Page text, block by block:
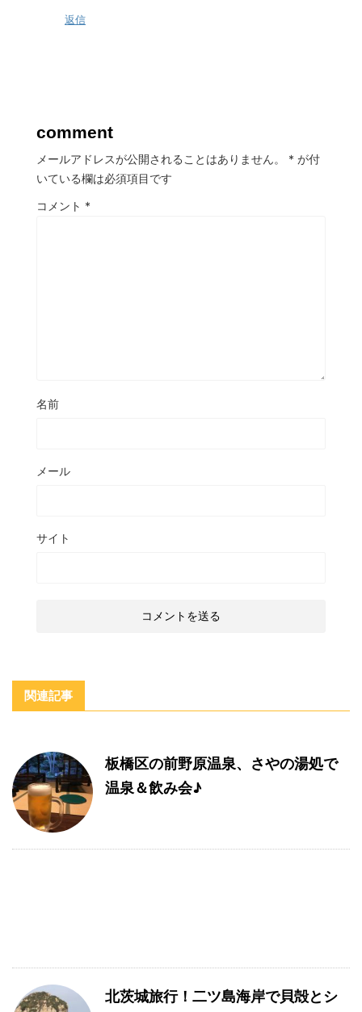
返信
comment
メールアドレスが公開されることはありません。 * が付
いている欄は必須項目です
コメント *
名前
メール
サイト
関連記事
板橋区の前野原温泉、さやの湯処で
温泉＆飲み会♪
北茨城旅行！二ツ島海岸で貝殻とシ